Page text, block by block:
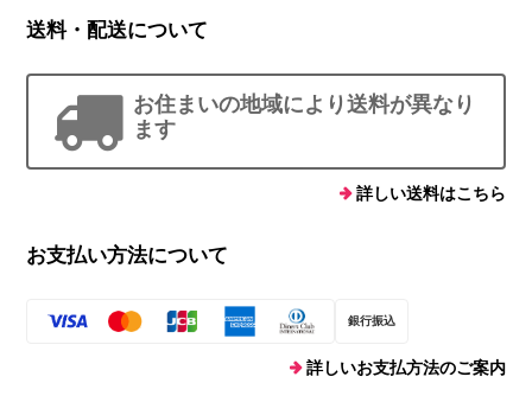
送料・配送について
お住まいの地域により送料が異なり
ます
詳しい送料はこちら
お支払い方法について
銀行振込
詳しいお支払方法のご案内